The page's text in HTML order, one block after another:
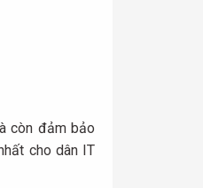
còn đảm bảo
cho dân IT